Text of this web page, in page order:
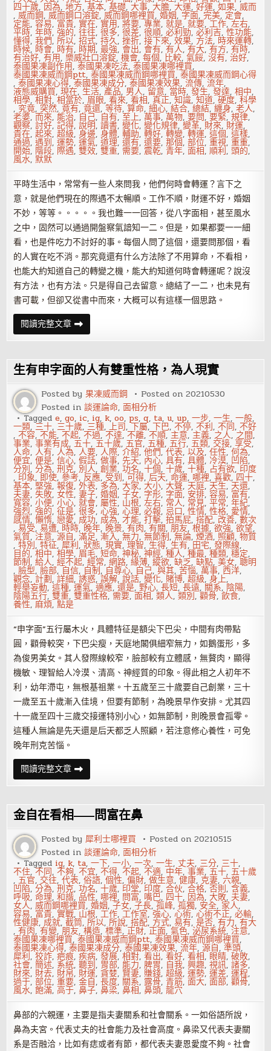
四十歲, 因為,地方,基本,基礎,大事,大膽,大運,好運,如果,威而
,威而鋼,威而鋼口溶錠,威而鋼哪裡買,婚姻, 字面,完美, 定會,
定能,容易, 富貴,實在,實用,將要,專業,就是,就要,工作,左右,
平時,年時,強的,往往,很多,很差,很順,必利勁,必利吉,性功能,
懂得,我們,所以,招式,持久,挫折,接下來,效果, 方法, 時來運轉,
時候, 時會, 時有, 時期,最強, 會出, 會有,有人,有大,有方,有時,
有治好,有用,樂威壯口溶錠,機會,每個, 比較,氣餒,沒有,治好,
泰國果凍副作用,泰國果凍吃法,泰國果凍哪裡買,
泰國果凍威而鋼ptt,泰國果凍威而鋼哪裡買,泰國果凍威而鋼心得
,泰國果凍心得,泰國果凍成分,泰國果凍效果,流傳,流年,
液態威購買,現在,生活,產品, 男人, 留意, 當時,發生,發達,相中,
相學,相對,相當於,眉眼,看來,看相,真正,知識,知道,硬度,科學
, 究竟,突然,竟有,竟還,等待,算命,細心,結合,總結,纏身,老人,
老婆,而來,能治, 自己, 自有,至上,萬事,萬物,要問,要緊,規律,
觀察,討好,記得,說明,讀書,變化,變化規律,變革, 財來, 財運,
貴在,起來,超級,身邊,身體,輔助,轉好,轉變,轉運,這個,這樣,
通過,遇到,運勢,運氣,道理,還有,還要,那個,部位,重視,重重,
開始, 階段, 際遇,雙效,雙重, 需要, 震乾,青年,面相,順利,頭的,
風水, 默默
平時生活中，常常有一些人來問我，他們何時會轉運？言下之
意，就是他們現在的際遇不太暢順。工作不順，財運不好，婚姻
不妙，等等。。。。。我也難一一回答，從八字面相，甚至風水
之中，固然可以通過開盤察氣諳知一二。但是，如果都要一一細
看，也是件吃力不討好的事。每個人問了這個，還要問那個，看
的人實在吃不消。那究竟還有什么方法除了不用算命，不看相，
也能大約知道自己的轉變之機，能大約知道何時會轉運呢？說沒
有方法，也有方法。只是得自己去留意。總結了一二，也未見有
書可載，但卻又從書中而來，大概可以有這樣一個思路。
閱讀完整文章怎
樣
知
自
己
即
將
時
來
運
轉
生有申字面的人有雙重性格，為人現實
Posted by果凍威而鋼 Posted on20210530
Posted in談運論命,面相分析
Taggede,go, ic, ig, k,oo, ps,q, ta,u,up,一步,一生,一般,
一類,三十, 三十歲, 三種,上司,下屬,下巴,不停,不利,不同,不好
,不容,不能,不起,不過,不達,不離,不順,主意,主義, 之人, 之間,
事業,事業有成,五十,五十歲,五官,五種,五行,五類, 交接,享受,
人命,人有,人為,人要,人際,介紹,他們,代表,以及,任性,何為,
便宜,便是,信心,假話,做事,先天, 內心,具有,具體, 冷漠, 凹陷,
分別,分為,刑克, 別人,創業,功名,十個,十歲,十種, 占有欲, 印度
,印象, 即使,參考, 反應, 受到,可得,后天,命運, 哪裡,喜歡, 四十,
基本,堅強,報復,外表, 多為,大家,大小,大聲, 天庭, 天生, 天還,
夫妻,失敗,女性,妻子,婚姻,子女, 字形, 字面, 安排,容易, 富有,
寬容,小便,小心,就會,屬性, 山根,左右, 常人, 常見,平常,年紀,
強烈,強的,征是,很多,心強,心理,必報, 忌口,性情,性格, 愛情,
感情,懶惰,戀愛, 成功, 成為,才能,打擊,拍馬屁,搭配, 改善,數次
,易受,易遭, 時時, 晚年, 晚景,有肉,有關,朋友,根據,欲強,欲望,
氣質, 注意,源自,滿足,漸入,無力,無節制,無論,煙酒, 照顧,物質
,特別,特征,犀利,狀態,現實,理智,生得,生有, 田宅,發際線,
目的,相中,相學,眉毛,短命,神秘,神經,種人,種最,種類,穩定,
節制,給人,經不起,經常,網路,緣薄,縱欲,缺乏,缺點,美女,聰明
,臉型,臉部, 自信, 自制, 自尊心, 自己,與其,苦惱,萬事,西洋,
觀念, 計劃,詳細,誘惑,誤解,說話,變化,賭博,超級,身上,
輕舉妄動,這種,運氣,適應,還是,野心,長短,長遠, 關系, 陰陽,
陰陽五行,雙重,雙重性格, 需要,面相,類人,類別,顴骨,飲食,
養性,麻煩,點是
“申字面”五行屬木火，具體特征是額尖下巴尖，中間有肉帶點
圓，顴骨較突，下巴尖瘦，天庭地閣俱細窄無力，如鵝蛋形，多
為俊男美女。其人發際線較窄，臉部較有立體感，無贅肉，顯得
機敏、理智給人冷漠、清高、神經質的印象。得此相之人初年不
利，幼年滯屯，無根基祖業。十五歲至三十歲要自己創業，三十
一歲至五十歲漸入佳境，但要有節制，為晚景早作安排。尤其四
十一歲至四十三歲交接運特別小心，如無節制，則晚景會孤零。
這種人無論是先天還是后天都乏人照顧，若注意修心養性，可免
晚年刑克苦惱。
閱讀完整文章生
有
申
面
的
人
有
雙
重
性
格，
為
人
現
實
金自在看相——問富在鼻
Posted by犀利士哪裡買 Posted on20210515
Posted in談運論命,面相分析
Tagged ig, k, ta,一下,一小,一次,一生, 丈夫, 三分, 三十,
不住,不同,不夠,不宜,不得,不起,不適, 中年,事業,五十,五十歲
,五官, 交往,代表,俗語,個性,偏財,做生意,健康, 克妻,六親,
凹陷,分為,刑克,功名,十歲, 印堂, 印度,合伙,合格,否則,含義,
呼吸,命理,和諧, 品性, 哪裡, 問富, 嘴巴, 四十, 因為,大敗, 夫妻,
女人,威而鋼哪裡買,婚姻,子女,子長,孤峰,孤獨, 安全, 家人,
容易, 富貴,實戰, 山根,工作,工作室,強心,心術,心術不正,必輸,
性健康, 成就,截筒,所以,所說,搭配, 方式,易有,是否,有力,有大
,有肉,有變,朋友,構造,標準,正財,正面,氣色,泌尿系統,注意,
泰國果凍哪裡買,泰國果凍威而鋼ptt,泰國果凍威而鋼哪裡買,
泰國果凍心得,泰國果凍成分,泰國果凍效果,流年,源自,準頭,
犀利,狡詐,疤痕,疾病,發展,相對,看出,看好,看相, 眼睛,破敗,
社會,簡述, 系統,聽到, 胃部, 能力,脾胃, 自我,興趣,視訊,諸多,
財來, 財去, 財帛, 財運,貪婪, 賢妻, 賺錢,超級,運勢,運差,運程,
過于,部位,重要,金自,長度, 關系, 露骨,青筋,面大,面部,顴骨,
風水,飽滿,高于,鼻子,鼻梁,鼻相,鼻頭,龍穴
鼻部的六親運，主要是指夫妻關系和社會關系。一如俗語所說，
鼻為夫宮。代表丈夫的社會能力及社會高度。鼻梁又代表夫妻關
系是否融洽，比如有痣或者有節，都代表夫妻恩愛度不夠。社會